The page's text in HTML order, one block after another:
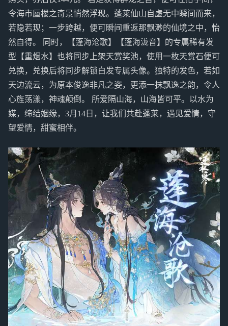
令海市蜃楼之奇景悄然浮现。蓬莱仙山自虚无中瞬间而来，
若隐若现；一步跨越，便可瞬间重返那飘渺的仙境之中，怡
然自得。 同时，【蓬海沧歌】【蓬海泷音】的专属稀有发
型【重烟水】也将同步上架天赏奖池，使用一枚天赏石便可
兑换，兑换后将同步解锁白发专属头像。独特的发色，若如
天边流云，为原本俊逸非凡之姿，更添一抹飘逸之韵，令人
心旌荡漾，神魂颠倒。 所爱隔山海，山海皆可平。以水为
媒，缔结姻缘，3月14日，让我们共赴蓬莱，遇见爱情，守
望爱情，甜蜜相伴。